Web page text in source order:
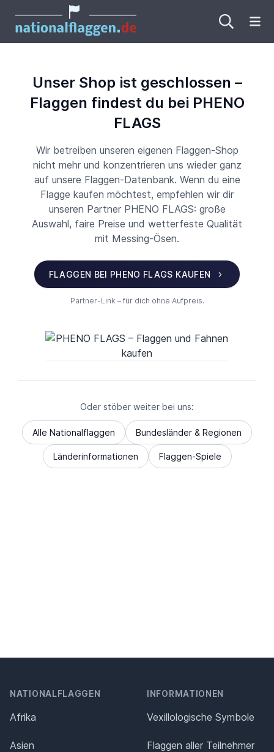
Unser Shop ist geschlossen –
Flaggen findest du bei PHENO
FLAGS
Wir betreiben unseren eigenen Flaggen-Shop
nicht mehr und konzentrieren uns wieder ganz
auf unsere Flaggen-Datenbank. Wenn du eine
Flagge kaufen möchtest, empfehlen wir dir
unseren Partner PHENO FLAGS: große
Auswahl, faire Preise und wetterfeste Qualität
mit Messing-Ösen.
FLAGGEN BEI PHENO FLAGS KAUFEN
Partner-Link – für dich ohne Aufpreis.
Oder stöber weiter bei uns:
Alle Nationalflaggen Bundesländer & Regionen
Länderinformationen Flaggen-Spiele
NATIONALFLAGGEN
Afrika
Asien
INFORMATIONEN
Vexillologische Symbole
Flaggen aller Teilnehmer